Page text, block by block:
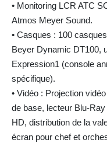
• Monitoring LCR ATC
Atmos Meyer Sound.
• Casques : 100
Beyer Dynamic DT100,
Expression1 (console
spécifique).
• Vidéo : Projection
de base, lecteur Blu-
HD, distribution de la
écran pour chef et